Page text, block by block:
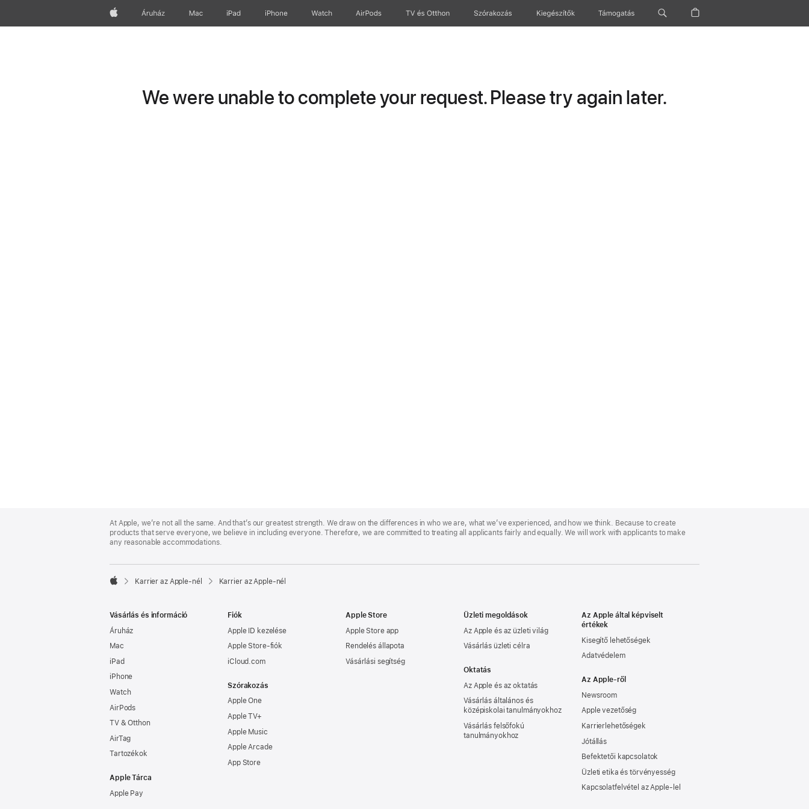
AppleÁruház Mac iPad iPhone Watch AirPods TV és Otthon Szórakozás Kiegészítők Támogatás
We were unable to complete your request. Please try again later.
Footer
At Apple, we’re not all the same. And that’s our greatest strength. We draw on the differences in who we are, what we’ve experienced, and how we think. Because to create
products that serve everyone, we believe in including everyone. Therefore, we are committed to treating all applicants fairly and equally. We will work with applicants to make
any reasonable accommodations.

Karrier az Apple‑nél Karrier az Apple‑nél
Vásárlás és információ
Áruház
Mac
iPad
iPhone
Watch
AirPods
TV & Otthon
AirTag
Tartozékok
Apple Tárca
Apple Pay
Fiók
Apple ID kezelése
Apple Store-fiók
iCloud.com
Szórakozás
Apple One
Apple TV+
Apple Music
Apple Arcade
App Store
Apple Store
Apple Store app
Rendelés állapota
Vásárlási segítség
Üzleti megoldások
Az Apple és az üzleti világ
Vásárlás üzleti célra
Oktatás
Az Apple és az oktatás
Vásárlás általános és
középiskolai tanulmányokhoz
Vásárlás felsőfokú
tanulmányokhoz
Az Apple által képviselt
értékek
Kisegítő lehetőségek
Adatvédelem
Az Apple-ről
Newsroom
Apple vezetőség
Karrierlehetőségek
Jótállás
Befektetői kapcsolatok
Üzleti etika és törvényesség
Kapcsolatfelvétel az Apple-lel